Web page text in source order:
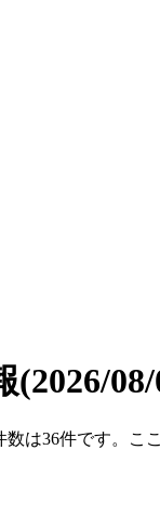
(2026/
は36件です。こ